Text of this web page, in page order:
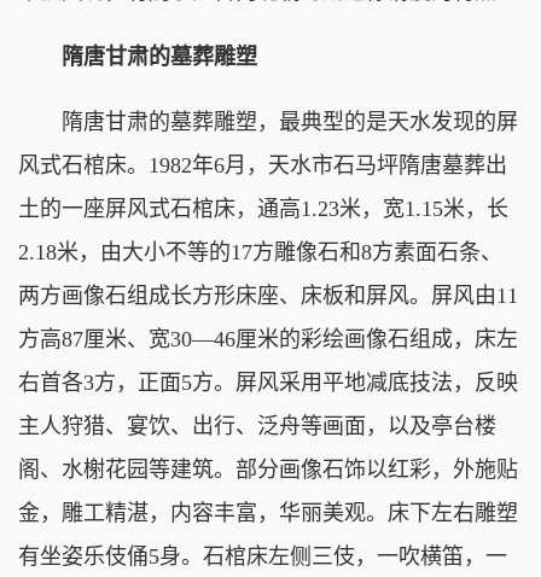
隋唐甘肃的墓葬雕塑
隋唐甘肃的墓葬雕塑，最典型的是天水发现的屏
风式石棺床。1982年6月，天水市石马坪隋唐墓葬出
土的一座屏风式石棺床，通高1.23米，宽1.15米，长
2.18米，由大小不等的17方雕像石和8方素面石条、
两方画像石组成长方形床座、床板和屏风。屏风由11
方高87厘米、宽30—46厘米的彩绘画像石组成，床左
右首各3方，正面5方。屏风采用平地减底技法，反映
主人狩猎、宴饮、出行、泛舟等画面，以及亭台楼
阁、水榭花园等建筑。部分画像石饰以红彩，外施贴
金，雕工精湛，内容丰富，华丽美观。床下左右雕塑
有坐姿乐伎俑5身。石棺床左侧三伎，一吹横笛，一